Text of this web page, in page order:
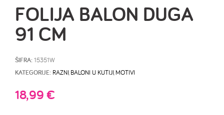
FOLIJA BALON DUGA
91 CM
ŠIFRA: 15351W
KATEGORIJE: RAZNI BALONI U KUTIJI MOTIVI
18,99€